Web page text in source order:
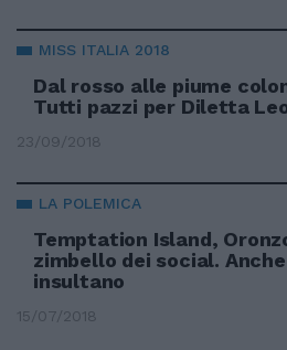
MISS ITALIA 2018
Dal rosso alle piume
Tutti pazzi per Diletta
23/09/2018
LA POLEMICA
Temptation Island,
zimbello dei social.
insultano
15/07/2018